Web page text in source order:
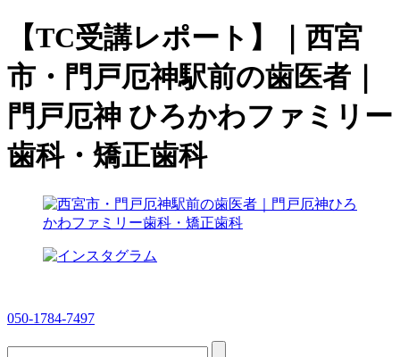
【TC受講レポート】｜西宮
市・門戸厄神駅前の歯医者｜
門戸厄神 ひろかわファミリー
歯科・矯正歯科
050-1784-7497